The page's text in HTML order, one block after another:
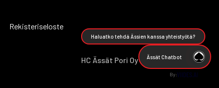
Rekisteriseloste
HC Ässät Pori Oy
Haluatko tehdä Ässien kanssa yhteistyötä?
Ässät Chatbot
By: